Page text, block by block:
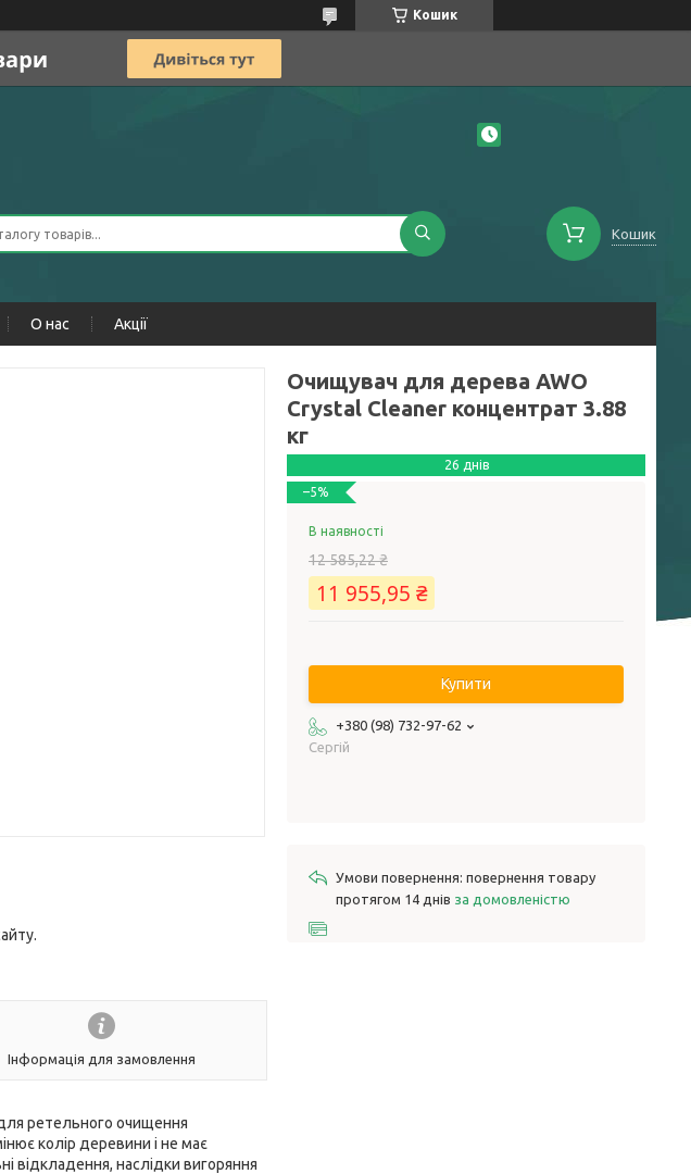
Кошик
Кошик
О нас Акції
Інформація для замовлення
для ретельного очищення
колір деревини і не має
відкладення, наслідки вигоряння
Очищувач для дерева AWO
Crystal Cleaner концентрат 3.88
кг
26 днів
–5%
В наявності
12 585,22 ₴
11 955,95 ₴
Купити
+380 (98) 732-97-62
Сергій
повернення товару
протягом 14 днів за домовленістю